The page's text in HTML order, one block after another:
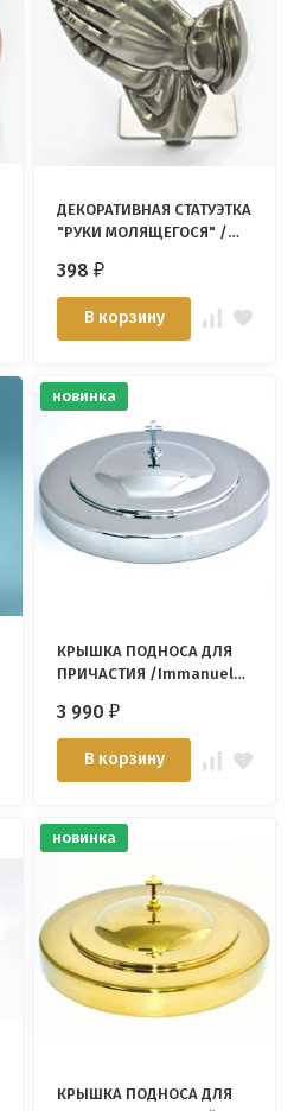
ДЕКОРАТИВНАЯ СТАТУЭТКА
"РУКИ МОЛЯЩЕГОСЯ" /
398₽
В корзину
новинка
КРЫШКА ПОДНОСА ДЛЯ
ПРИЧАСТИЯ /Immanuel
3 990₽
В корзину
новинка
КРЫШКА ПОДНОСА ДЛЯ